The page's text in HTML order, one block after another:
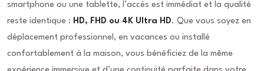
smartphone ou une tablette, l’accès est immédiat et la qualité
reste identique : HD, FHD ou 4K Ultra HD. Que vous soyez en
déplacement professionnel, en vacances ou installé
confortablement à la maison, vous bénéficiez de la même